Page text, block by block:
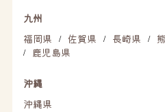
九州
福岡県
/ 佐賀県 / 長崎県 /
/ 鹿児島県
沖縄
沖縄県